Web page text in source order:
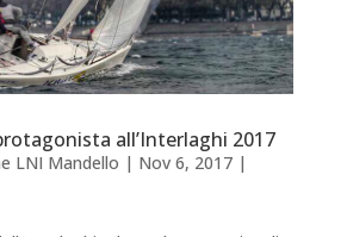
all’Interlaghi 2017
LNI Mandello | Nov 6, 2017|